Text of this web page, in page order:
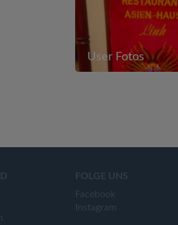
User Fotos
FOLGE UNS
Facebook
Instagram